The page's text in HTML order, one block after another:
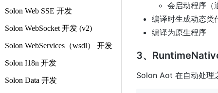
Solon Web SSE 开发
Solon WebSocket 开发 (v2)
Solon WebServices（wsdl） 开发
Solon I18n 开发
Solon Data 开发
会启动程序（
编译时生成动态类
编译为原生程序
3、
Solon Aot 在自动处理